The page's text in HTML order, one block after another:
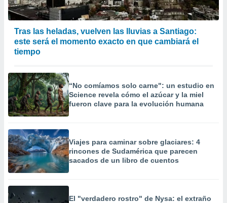
Tras las heladas, vuelven las lluvias a Santiago:
este será el momento exacto en que cambiará el
tiempo
“No comíamos solo carne": un estudio en
Science revela cómo el azúcar y la miel
fueron clave para la evolución humana
Viajes para caminar sobre glaciares: 4
rincones de Sudamérica que parecen
sacados de un libro de cuentos
El "verdadero rostro" de Nysa: el extraño